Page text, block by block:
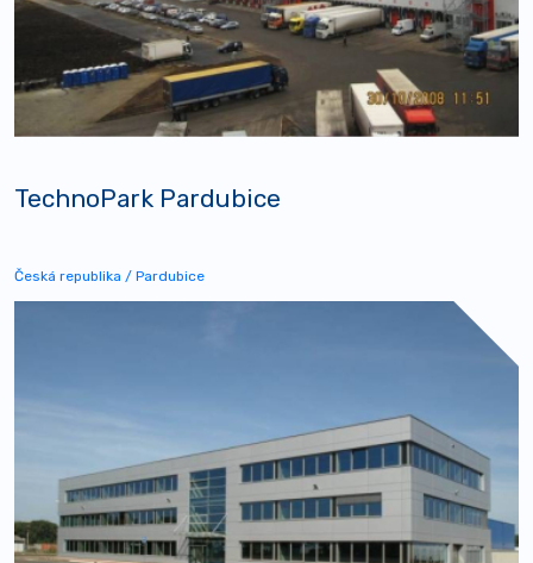
TechnoPark Pardubice
Česká republika / Pardubice